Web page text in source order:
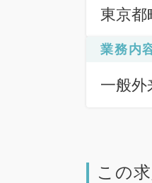
東京都
業務内
一般外
この